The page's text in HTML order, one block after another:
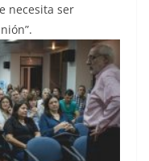
necesita ser